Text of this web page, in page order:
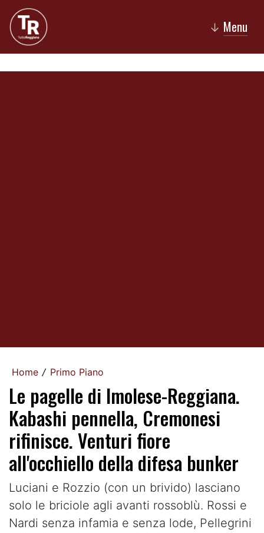
↓ Menu
Home / Primo Piano
Le pagelle di Imolese-Reggiana.
Kabashi pennella, Cremonesi
rifinisce. Venturi fiore
all'occhiello della difesa bunker
Luciani e Rozzio (con un brivido) lasciano
solo le briciole agli avanti rossoblù. Rossi e
Nardi senza infamia e senza lode, Pellegrini